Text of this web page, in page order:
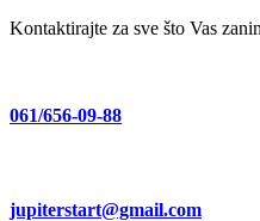
Kontaktirajte za sve što Vas
061/656-09-88
jupiterstart@gmail.com